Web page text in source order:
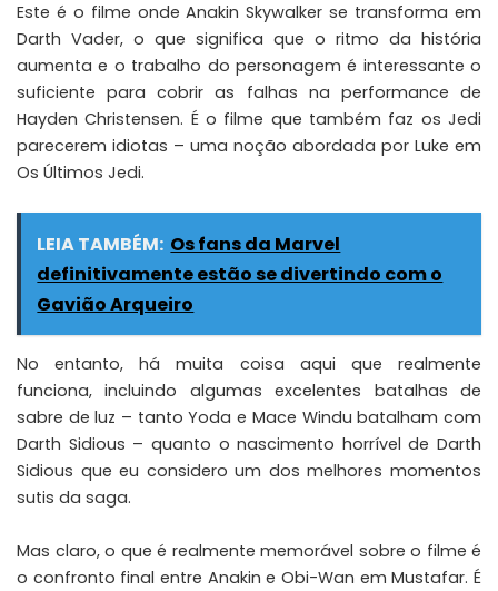
Este é o filme onde Anakin Skywalker se transforma em
Darth Vader, o que significa que o ritmo da história
aumenta e o trabalho do personagem é interessante o
suficiente para cobrir as falhas na performance de
Hayden Christensen. É o filme que também faz os Jedi
parecerem idiotas – uma noção abordada por Luke em
Os Últimos Jedi.
LEIA TAMBÉM: Os fans da Marvel
definitivamente estão se divertindo com o
Gavião Arqueiro
No entanto, há muita coisa aqui que realmente
funciona, incluindo algumas excelentes batalhas de
sabre de luz – tanto Yoda e Mace Windu batalham com
Darth Sidious – quanto o nascimento horrível de Darth
Sidious que eu considero um dos melhores momentos
sutis da saga.
Mas claro, o que é realmente memorável sobre o filme é
o confronto final entre Anakin e Obi-Wan em Mustafar. É